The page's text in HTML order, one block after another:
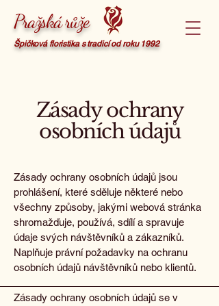
Pražská růže
Špičková floristika s tradicí od roku 1992
Zásady ochrany
osobních údajů
Zásady ochrany osobních údajů jsou
prohlášení, které sděluje některé nebo
všechny způsoby, jakými webová stránka
shromažďuje, používá, sdílí a spravuje
údaje svých návštěvníků a zákazníků.
Naplňuje právní požadavky na ochranu
osobních údajů návštěvníků nebo klientů.
Zásady ochrany osobních údajů se v